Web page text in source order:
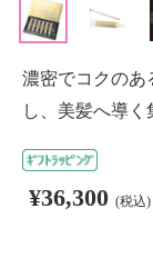
濃密でコクのあ
し、美髪へ導く
¥36,300 (税込)